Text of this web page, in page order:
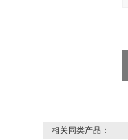
相关同类产品：